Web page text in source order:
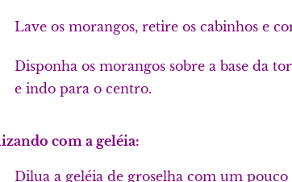
Lave os morangos, retire os cabinhos e
Disponha os morangos sobre a base da
e indo para o centro.
com a geléia:
Dilua a geléia de groselha com um